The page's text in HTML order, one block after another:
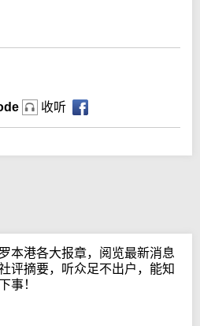
收听
本港各大报章，阅览最新消息
评摘要，听众足不出户，能知
事！